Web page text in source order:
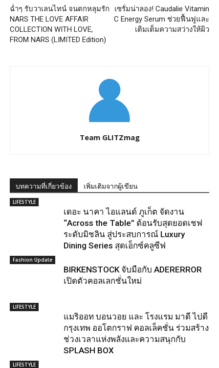
ฉ่ำๆ​ รับวาเลนไทน์​ จนตกหลุมรัก​
NARS THE LOVE AFFAIR
COLLECTION WITH LOVE,
FROM NARS (LIMITED Edition)​
เซรั่ม​น่าลอง! Caudalie Vitamin
C Energy Serum​ ช่วยฟื้นฟูและ
เติมเต็มความสว่างให้ผิว​
Team GLITZmag
บทความที่เกี่ยวข้อง เพิ่มเติมจากผู้เขียน
LIFESTYLE
เดอะ นาคา ไอแลนด์ ภูเก็ต จัดงาน
“Across the Table” ต้อนรับสุดยอดเชฟ
ระดับมิชลิน สู่ประสบการณ์ Luxury
Dining Series สุดเอ็กซ์คลูซีฟ
Fashion Update
BIRKENSTOCK จับมือกับ ADERERROR
เปิดตัวคอลเลกชั่นใหม่
LIFESTYLE
แมริออท บอนวอย และ โรงแรม มาดี ไปดี
กรุงเทพ ออโตกราฟ คอลเล็คชั่น ร่วมสร้าง
ช่วงเวลาแห่งพลังและความสนุกกับ
SPLASH BOX
LIFESTYLE